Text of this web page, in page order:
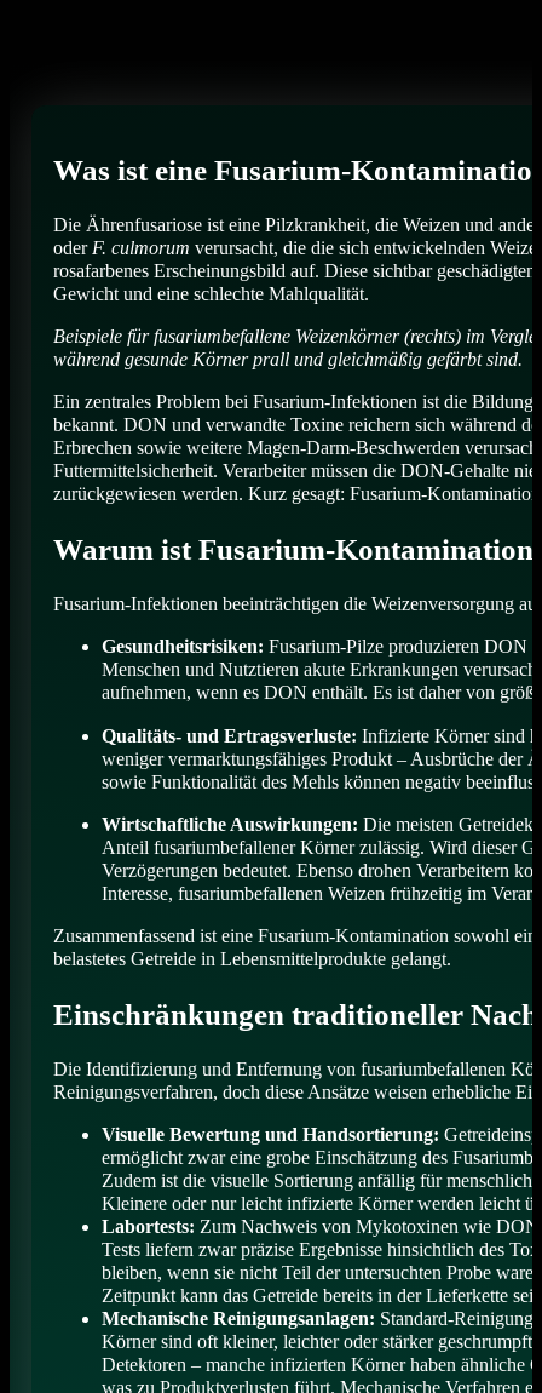
Was ist eine Fusarium-
Die Ährenfusariose ist eine Pilzkrankheit, die Weizen und
oderF. culmorum verursacht, die die sich entwickelnden
rosafarbenes Erscheinungsbild auf. Diese sichtbar
Gewicht und eine schlechte Mahlqualität.
Beispiele für fusariumbefallene Weizenkörner (rechts) im
während gesunde Körner prall und gleichmäßig gefärbt sind.
Ein zentrales Problem bei Fusarium-Infektionen ist die
bekannt. DON und verwandte Toxine reichern sich während
Erbrechen sowie weitere Magen-Darm-Beschwerden
Futtermittelsicherheit. Verarbeiter müssen die DON-Gehalte
zurückgewiesen werden. Kurz gesagt: Fusarium-
Warum ist Fusarium-Kontamination
Fusarium-Infektionen beeinträchtigen die Weizenversorgung
Gesundheitsrisiken: Fusarium-Pilze produzieren DON
Menschen und Nutztieren akute Erkrankungen
aufnehmen, wenn es DON enthält. Es ist daher von
Qualitäts- und Ertragsverluste: Infizierte Körner sind
weniger vermarktungsfähiges Produkt – Ausbrüche der
sowie Funktionalität des Mehls können negativ
Wirtschaftliche Auswirkungen: Die meisten
Anteil fusariumbefallener Körner zulässig. Wird dieser
Verzögerungen bedeutet. Ebenso drohen Verarbeitern
Interesse, fusariumbefallenen Weizen frühzeitig im
Zusammenfassend ist eine Fusarium-Kontamination sowohl
belastetes Getreide in Lebensmittelprodukte gelangt.
Einschränkungen traditioneller
Die Identifizierung und Entfernung von fusariumbefallenen
Reinigungsverfahren, doch diese Ansätze weisen erhebliche
Visuelle Bewertung und Handsortierung:
ermöglicht zwar eine grobe Einschätzung des
Zudem ist die visuelle Sortierung anfällig für
Kleinere oder nur leicht infizierte Körner werden leicht
Labortests: Zum Nachweis von Mykotoxinen wie DON
Tests liefern zwar präzise Ergebnisse hinsichtlich des
bleiben, wenn sie nicht Teil der untersuchten Probe
Zeitpunkt kann das Getreide bereits in der Lieferkette
Mechanische Reinigungsanlagen: Standard-
Körner sind oft kleiner, leichter oder stärker geschrumpft,
Detektoren – manche infizierten Körner haben ähnliche
was zu Produktverlusten führt. Mechanische Verfahren